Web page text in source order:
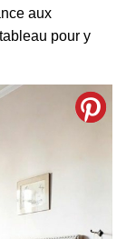
aux
pour y